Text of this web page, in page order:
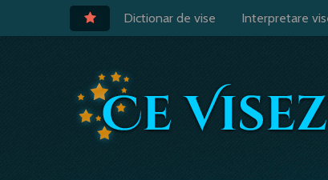
Dictionar de vise Interpretare